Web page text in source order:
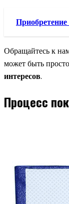
Приобретение
Обращайтесь к
может быть
интересов.
Процесс